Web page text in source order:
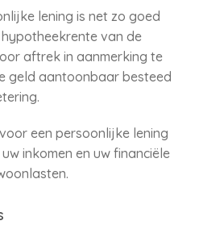
lening is net zo goed
van de
aftrek in aanmerking te
geld aantoonbaar besteed
een persoonlijke lening
inkomen en uw financiële